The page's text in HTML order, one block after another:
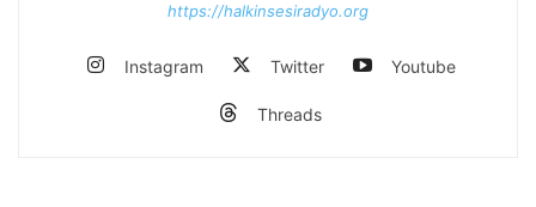
https://halkinsesiradyo.org
Instagram Twitter Youtube
Threads